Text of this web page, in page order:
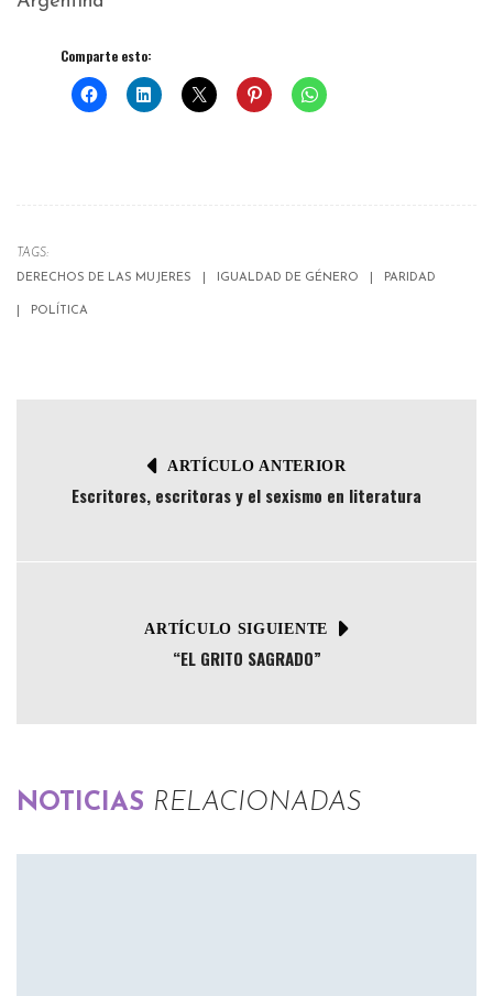
Comparte esto:
TAGS:
DERECHOS DE LAS MUJERES
IGUALDAD DE GÉNERO PARIDAD
POLÍTICA
ARTÍCULO ANTERIOR
Escritores, escritoras y el sexismo en literatura
ARTÍCULO SIGUIENTE
“EL GRITO SAGRADO”
NOTICIAS RELACIONADAS